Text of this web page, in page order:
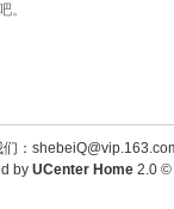
。
们：
by UCenter Home 2.0©